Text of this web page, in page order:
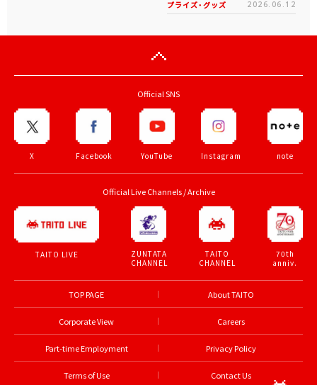
プライズ・グッズ 2026.06.12
Official SNS
X Facebook YouTube Instagram note
Official Live Channels / Archive
TAITO LIVE
ZUNTATA
CHANNEL
TAITO
CHANNEL
70th
anniv.
TOP PAGE About TAITO
Corporate View Careers
Part-time Employment Privacy Policy
Terms of Use Contact Us